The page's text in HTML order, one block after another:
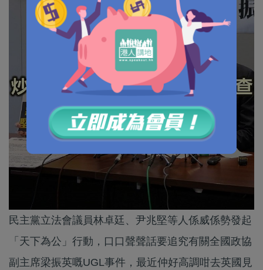
民主黨立法會議員林卓廷、尹兆堅等人係威係勢發起
「天下為公」行動，口口聲聲話要追究有關全國政協
副主席梁振英嘅UGL事件，最近仲好高調咁去英國見